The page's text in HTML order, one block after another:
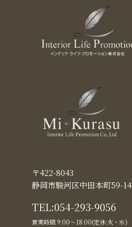
〒422-8043
静岡市駿河区中田本町59-14
TEL:054-293-9056
営業時間 9:00〜18:00(定休:火・水)